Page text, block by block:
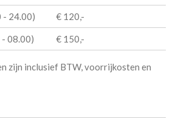
- 24.00) € 120,-
08.00) € 150,-
zijn inclusief BTW, voorrijkosten en